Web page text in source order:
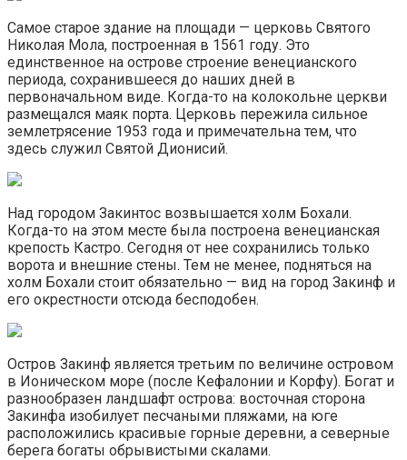
Cамое старое здание на площади — церковь Святого
Николая Мола, построенная в 1561 году. Это
единственное на острове строение венецианского
периода, сохранившееся до наших дней в
первоначальном виде. Когда-то на колокольне церкви
размещался маяк порта. Церковь пережила сильное
землетрясение 1953 года и примечательна тем, что
здесь служил Святой Дионисий.
Над городом Закинтос возвышается холм Бохали.
Когда-то на этом месте была построена венецианская
крепость Кастро. Сегодня от нее сохранились только
ворота и внешние стены. Тем не менее, подняться на
холм Бохали стоит обязательно — вид на город Закинф и
его окрестности отсюда бесподобен.
Остров Закинф является третьим по величине островом
в Ионическом море (после Кефалонии и Корфу). Богат и
разнообразен ландшафт острова: восточная сторона
Закинфа изобилует песчаными пляжами, на юге
расположились красивые горные деревни, а северные
берега богаты обрывистыми скалами.